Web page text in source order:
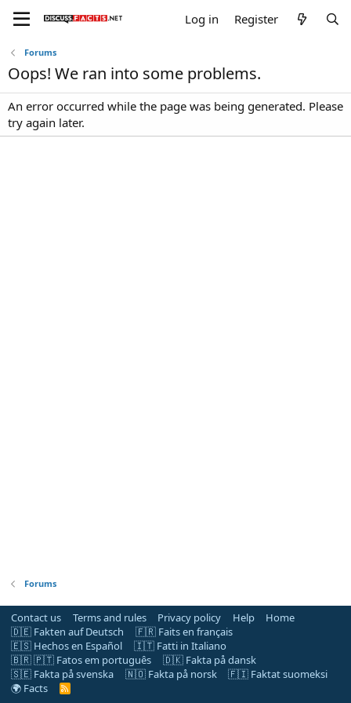
Log in Register
Forums
Oops! We ran into some problems.
An error occurred while the page was being generated. Please
try again later.
Forums
Contact us Terms and rules Privacy policy Help
Home
🇩🇪 Fakten auf Deutsch
🇫🇷 Faits en français
🇪🇸 Hechos en Español
🇮🇹 Fatti in Italiano
🇧🇷 🇵🇹 Fatos em português
🇩🇰 Fakta på dansk
🇸🇪 Fakta på svenska
🇳🇴 Fakta på norsk
🇫🇮 Faktat suomeksi
🌍 Facts
R